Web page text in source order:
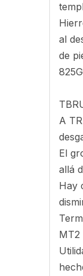
al
de
A
El
allá
Hay
MT2